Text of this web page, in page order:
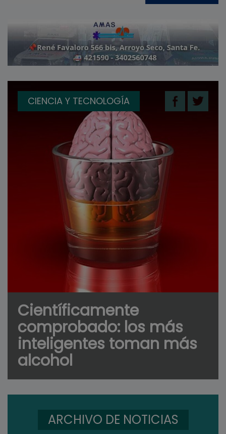
CIENCIA Y TECNOLOGÍA
Científicamente
comprobado: los más
inteligentes toman más
alcohol
ARCHIVO DE NOTICIAS